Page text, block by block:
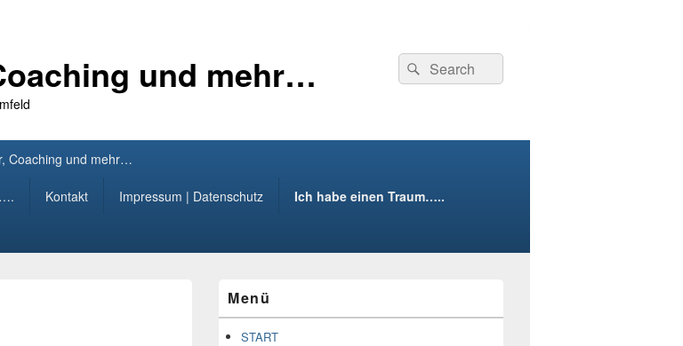
und mehr…
Suche
nach:
Suchen
Coaching und mehr…
Kontakt Impressum | Datenschutz Ich habe einen Traum…..
Seitenleisten
Widget-
Bereich
Menü
START